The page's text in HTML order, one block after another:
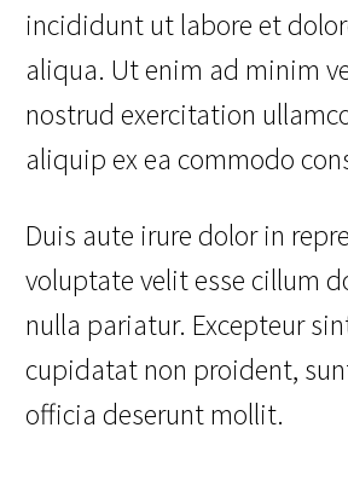
incididunt ut labore et
aliqua. Ut enim ad minim
nostrud exercitation
aliquip ex ea commodo
Duis aute irure dolor in
voluptate velit esse cillum
nulla pariatur. Excepteur
cupidatat non proident,
officia deserunt mollit.